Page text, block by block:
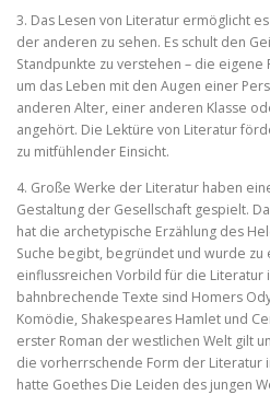
3. Das Lesen von Literatur ermöglicht
der anderen zu sehen. Es schult den
Standpunkte zu verstehen – die
um das Leben mit den Augen einer
anderen Alter, einer anderen Klasse
angehört. Die Lektüre von Literatur
zu mitfühlender Einsicht.
4. Große Werke der Literatur haben
Gestaltung der Gesellschaft gespielt.
hat die archetypische Erzählung des
Suche begibt, begründet und wurde
einflussreichen Vorbild für die Literatur
bahnbrechende Texte sind Homers
Komödie, Shakespeares Hamlet und
erster Roman der westlichen Welt gilt
die vorherrschende Form der Literatur
hatte Goethes Die Leiden des jungen